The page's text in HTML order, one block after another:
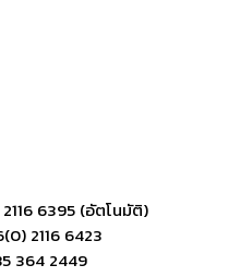
6395 (อัตโนมัติ)
2116 6423
364 2449